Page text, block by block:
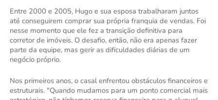
Entre 2000 e 2005, Hugo e sua esposa trabalharam juntos
até conseguirem comprar sua própria franquia de vendas. Foi
nesse momento que ele fez a transição definitiva para
corretor de imóveis. O desafio, então, não era apenas fazer
parte da equipe, mas gerir as dificuldades diárias de um
negócio próprio.
Nos primeiros anos, o casal enfrentou obstáculos financeiros e
estruturais. "Quando mudamos para um ponto comercial mais